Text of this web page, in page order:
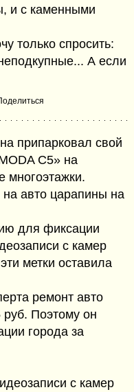
и с каменными
только спросить:
А если
припарковал свой
C5» на
многоэтажки.
авто царапины на
для фиксации
с камер
метки оставила
ремонт авто
Поэтому он
города за
с камер